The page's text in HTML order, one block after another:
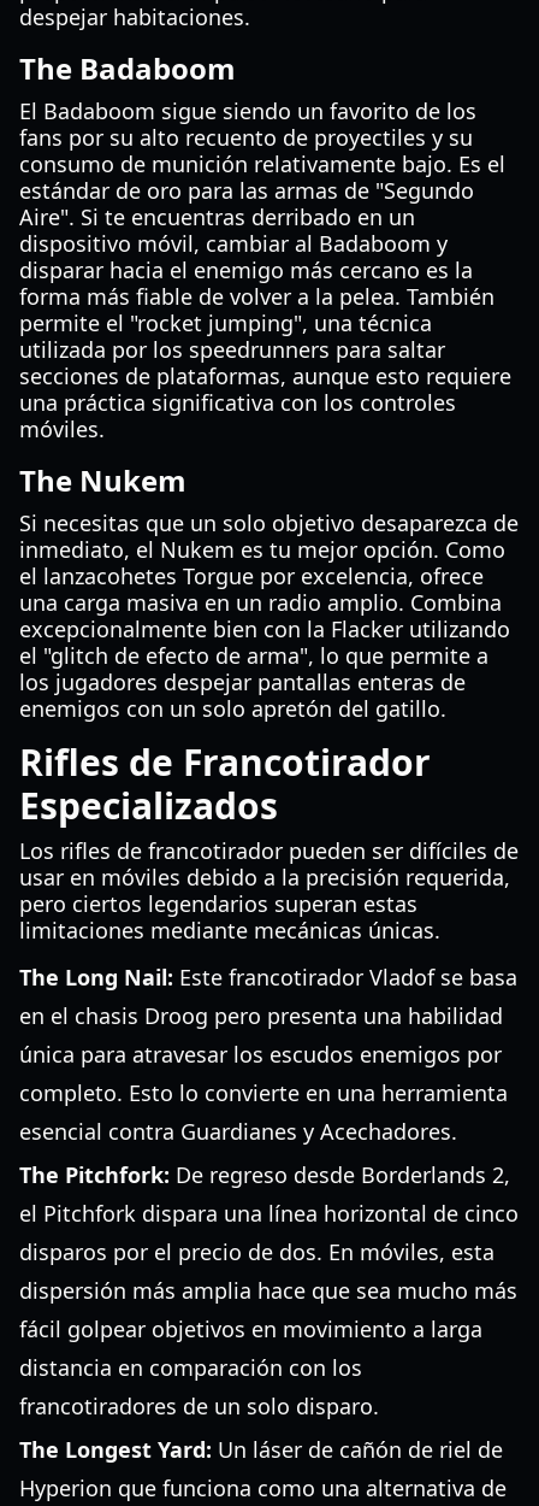
despejar habitaciones.
The Badaboom
El Badaboom sigue siendo un favorito de los
fans por su alto recuento de proyectiles y su
consumo de munición relativamente bajo. Es el
estándar de oro para las armas de "Segundo
Aire". Si te encuentras derribado en un
dispositivo móvil, cambiar al Badaboom y
disparar hacia el enemigo más cercano es la
forma más fiable de volver a la pelea. También
permite el "rocket jumping", una técnica
utilizada por los speedrunners para saltar
secciones de plataformas, aunque esto requiere
una práctica significativa con los controles
móviles.
The Nukem
Si necesitas que un solo objetivo desaparezca de
inmediato, el Nukem es tu mejor opción. Como
el lanzacohetes Torgue por excelencia, ofrece
una carga masiva en un radio amplio. Combina
excepcionalmente bien con la Flacker utilizando
el "glitch de efecto de arma", lo que permite a
los jugadores despejar pantallas enteras de
enemigos con un solo apretón del gatillo.
Rifles de Francotirador
Especializados
Los rifles de francotirador pueden ser difíciles de
usar en móviles debido a la precisión requerida,
pero ciertos legendarios superan estas
limitaciones mediante mecánicas únicas.
The Long Nail: Este francotirador Vladof se basa
en el chasis Droog pero presenta una habilidad
única para atravesar los escudos enemigos por
completo. Esto lo convierte en una herramienta
esencial contra Guardianes y Acechadores.
The Pitchfork: De regreso desde Borderlands 2,
el Pitchfork dispara una línea horizontal de cinco
disparos por el precio de dos. En móviles, esta
dispersión más amplia hace que sea mucho más
fácil golpear objetivos en movimiento a larga
distancia en comparación con los
francotiradores de un solo disparo.
The Longest Yard: Un láser de cañón de riel de
Hyperion que funciona como una alternativa de